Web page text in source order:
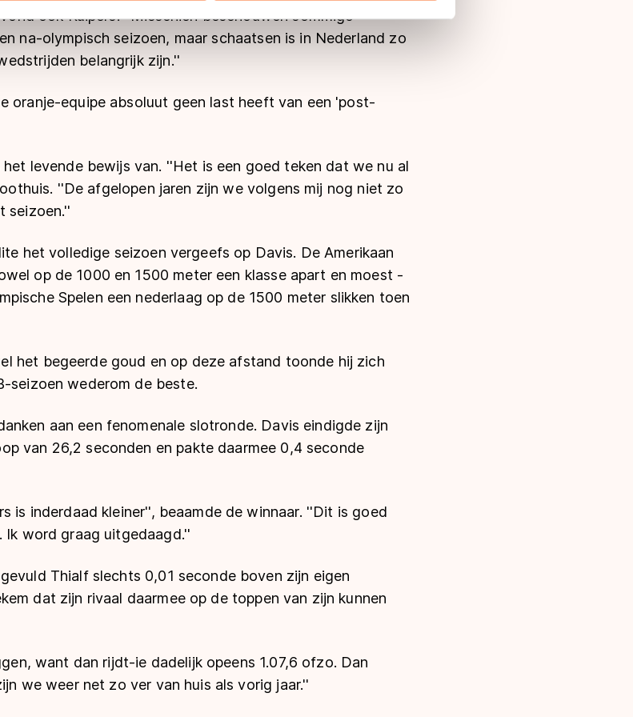
GDPR. Door op ‘Toestaan’ te klikken, stemt u in met deze overdracht.
ook Kuipers. ''Misschien beschouwen sommige
na-olympisch seizoen, maar schaatsen is in Nederland zo
belangrijk zijn.''
oranje-equipe absoluut geen last heeft van een 'post-
het levende bewijs van. ''Het is een goed teken dat we nu al
''De afgelopen jaren zijn we volgens mij nog niet zo
seizoen.''
het volledige seizoen vergeefs op Davis. De Amerikaan
op de 1000 en 1500 meter een klasse apart en moest -
Spelen een nederlaag op de 1500 meter slikken toen
het begeerde goud en op deze afstand toonde hij zich
seizoen wederom de beste.
aan een fenomenale slotronde. Davis eindigde zijn
van 26,2 seconden en pakte daarmee 0,4 seconde
is inderdaad kleiner'', beaamde de winnaar. ''Dit is goed
word graag uitgedaagd.''
Thialf slechts 0,01 seconde boven zijn eigen
dat zijn rivaal daarmee op de toppen van zijn kunnen
want dan rijdt-ie dadelijk opeens 1.07,6 ofzo. Dan
we weer net zo ver van huis als vorig jaar.''